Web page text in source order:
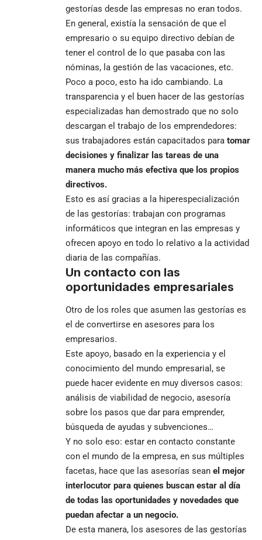
gestorías desde las empresas no eran todos.
En general, existía la sensación de que el
empresario o su equipo directivo debían de
tener el control de lo que pasaba con las
nóminas, la gestión de las vacaciones, etc.
Poco a poco, esto ha ido cambiando. La
transparencia y el buen hacer de las gestorías
especializadas han demostrado que no solo
descargan el trabajo de los emprendedores:
sus trabajadores están capacitados para tomar
decisiones y finalizar las tareas de una
manera mucho más efectiva que los propios
directivos.
Esto es así gracias a la hiperespecialización
de las gestorías: trabajan con programas
informáticos que integran en las empresas y
ofrecen apoyo en todo lo relativo a la actividad
diaria de las compañías.
Un contacto con las
oportunidades empresariales
Otro de los roles que asumen las gestorías es
el de convertirse en asesores para los
empresarios.
Este apoyo, basado en la experiencia y el
conocimiento del mundo empresarial, se
puede hacer evidente en muy diversos casos:
análisis de viabilidad de negocio, asesoría
sobre los pasos que dar para emprender,
búsqueda de ayudas y subvenciones…
Y no solo eso: estar en contacto constante
con el mundo de la empresa, en sus múltiples
facetas, hace que las asesorías sean el mejor
interlocutor para quienes buscan estar al día
de todas las oportunidades y novedades que
puedan afectar a un negocio.
De esta manera, los asesores de las gestorías